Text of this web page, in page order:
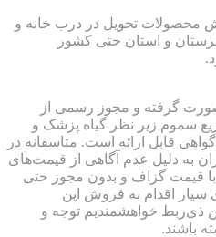
محصولات تحویل در درب خانه و
و استان حتی کشور
صورت گرفته و مجوز رسمی از
سموم زیر نظر گیاه پزشک و
قابل ارائه است. متاسفانه در
به دلیل عدم آگاهی از قیمت‌های
قیمت گزاف و بدون مجوز حتی
سیار اقدام به فروش این
ذی‌ربط خواهشمندیم توجه و
باشند.